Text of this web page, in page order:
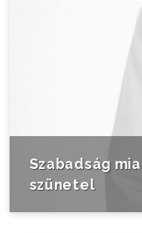
Szabadság
szünetel